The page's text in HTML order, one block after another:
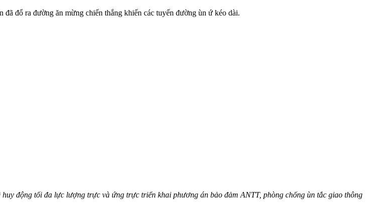
đổ ra đường ăn mừng chiến thắng khiến các tuyến đường ùn ứ kéo dài.
động tối đa lực lượng trực và ứng trực triển khai phương án bảo đảm ANTT, phòng chống ùn tắc giao thông